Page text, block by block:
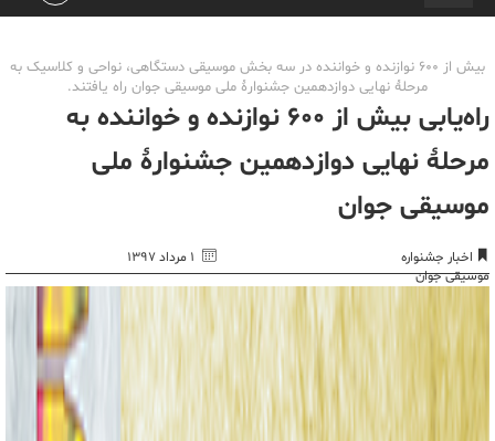
navigation
بیش از ۶۰۰ نوازنده و خواننده در سه بخش موسیقی دستگاهی، نواحی و کلاسیک به
مرحلۀ نهایی دوازدهمین جشنوارۀ ملی موسیقی جوان راه یافتند.
راه‌یابی بیش از ۶۰۰ نوازنده و خواننده به
مرحلۀ نهایی دوازدهمین جشنوارۀ ملی
موسیقی جوان
اخبار جشنواره
موسیقی جوان
۱ مرداد ۱۳۹۷